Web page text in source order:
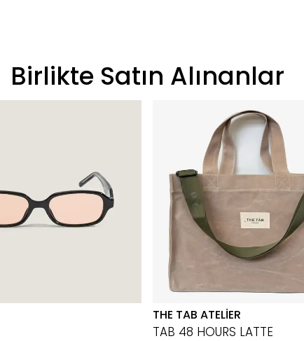
Birlikte Satın Alınanlar
THE TAB ATELİER
TAB 48 HOURS LATTE